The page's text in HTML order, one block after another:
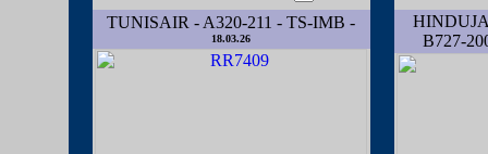
TUNISAIR - A320-211 - TS-IMB -
18.03.26
B727-